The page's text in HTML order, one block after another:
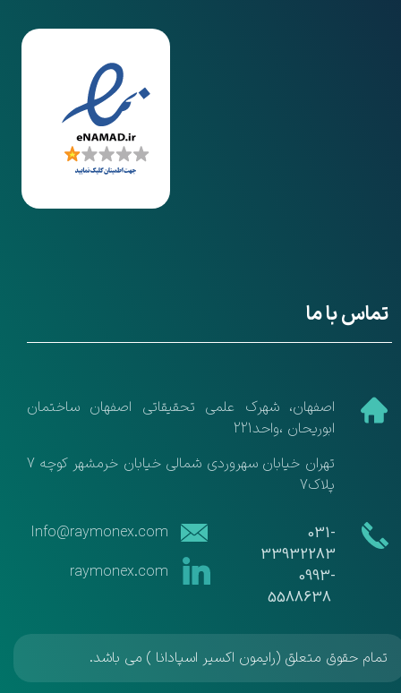
تماس با ما
raymonex.com
تهران خیابان سهروردی شمالی خیابان خرمشهر کوچه 7
پلاک7
​​031-
33932283
​​​​​​​0993-
5588638
​اصفهان، شهرک علمی تحقیقاتی اصفهان ساختمان
ابوریحان ،واحد221
​​Info@raymonex.com
تمام حقوق متعلق (رایمون اکسیر اسپادانا ) می باشد.